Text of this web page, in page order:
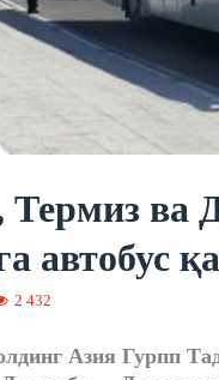
ва
автобус
2 432
Азия Гурпп